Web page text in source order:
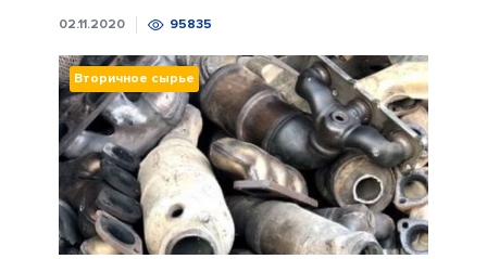
02.11.2020 95835
Вторичное сырье